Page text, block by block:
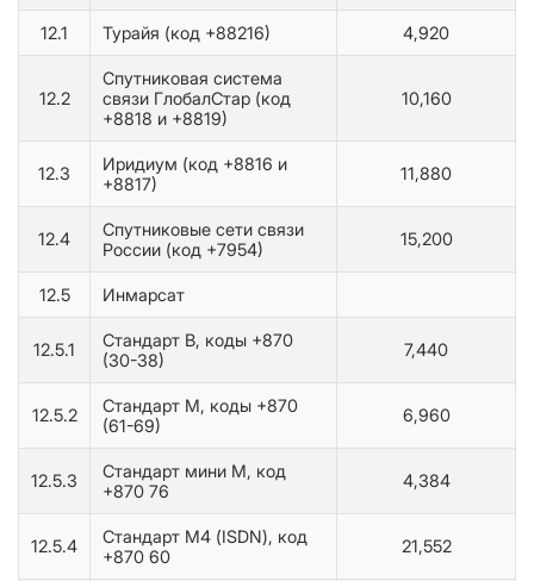
12.1 Турайя (код +88216) 4,920
12.2
Спутниковая система
связи ГлобалСтар (код
+8818 и +8819)
10,160
12.3
Иридиум (код +8816 и
+8817)
11,880
12.4
Спутниковые сети связи
России (код +7954)
15,200
12.5 Инмарсат
12.5.1
Стандарт В, коды +870
(30-38)
7,440
12.5.2
Стандарт М, коды +870
(61-69)
6,960
12.5.3
Стандарт мини М, код
+870 76
4,384
12.5.4
Стандарт М4 (ISDN), код
+870 60
21,552